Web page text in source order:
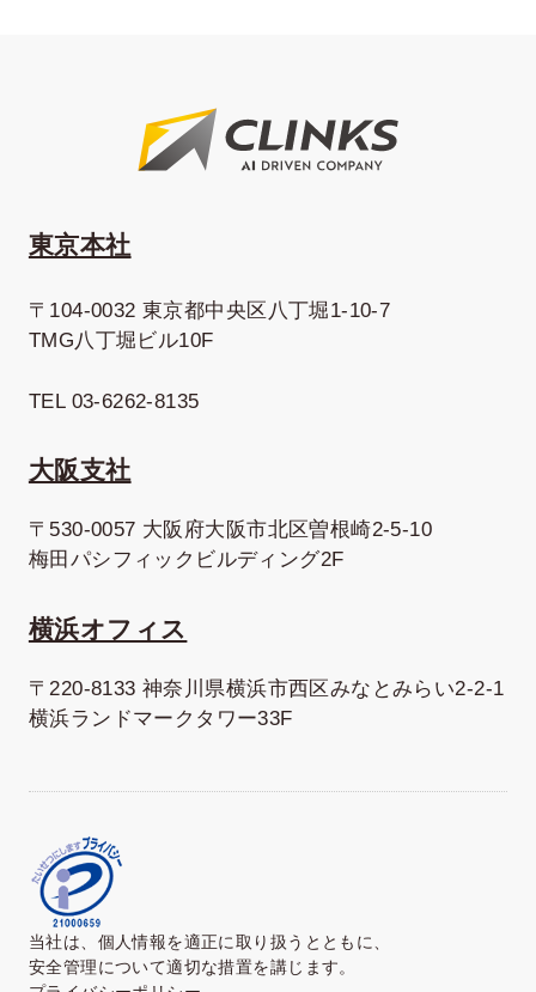
東京本社
〒104-0032 東京都中央区八丁堀1-10-7
TMG八丁堀ビル10F
TEL 03-6262-8135
大阪支社
〒530-0057 大阪府大阪市北区曽根崎2-5-10
梅田パシフィックビルディング2F
横浜オフィス
〒220-8133 神奈川県横浜市西区みなとみらい2-2-1
横浜ランドマークタワー33F
当社は、個人情報を適正に取り扱うとともに、
安全管理について適切な措置を講じます。